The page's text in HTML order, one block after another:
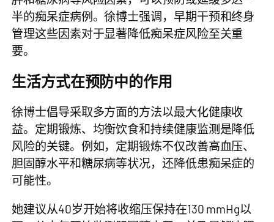
半的痴呆症病例。徐博士强调，早期干预和终身
管理这些因素对于显著降低痴呆症风险至关重
要。
生活方式在预防中的作用
徐博士倡导采取多方面的方法以最大化健康收
益。定期锻炼、均衡饮食和持续健康监测是降低
风险的关键。例如，定期锻炼不仅改善高血压、
胆固醇水平和糖尿病等状况，还降低患痴呆症的
可能性。
她建议从40岁开始将收缩压保持在130 mmHg以